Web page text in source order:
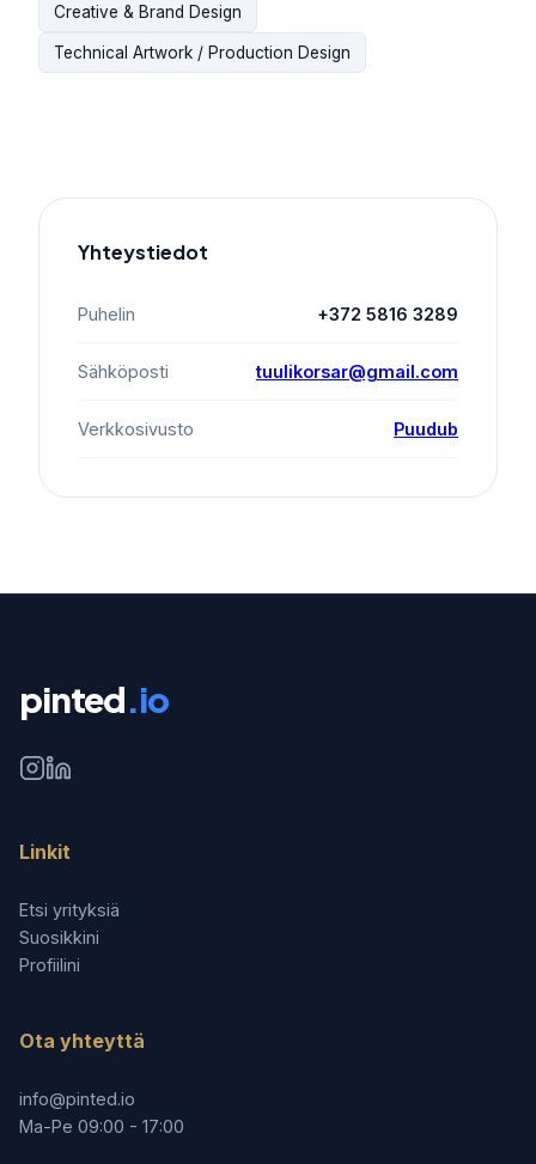
Creative & Brand Design
Technical Artwork / Production Design
Yhteystiedot
Puhelin +372 5816 3289
Sähköposti tuulikorsar@gmail.com
Verkkosivusto Puudub
pinted.io
Linkit
Etsi yrityksiä
Suosikkini
Profiilini
Ota yhteyttä
info@pinted.io
Ma-Pe 09:00 - 17:00